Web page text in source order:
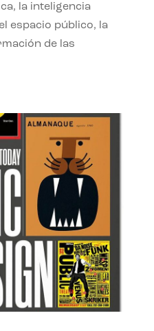
la inteligencia
espacio público, la
de las